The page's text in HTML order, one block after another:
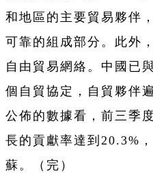
和地區的主要貿易夥伴
可靠的組成部分。此外
自由貿易網絡。中國已
個自貿協定，自貿夥伴
公佈的數據看，前三季
長的貢獻率達到20.3%
蘇。（完）